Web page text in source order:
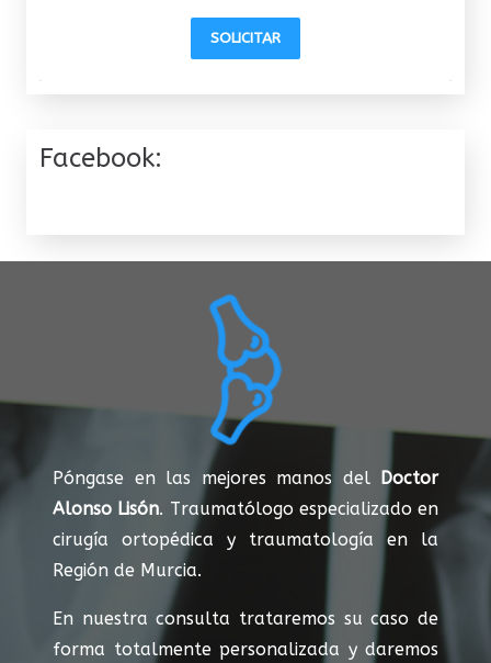
SOLICITAR
Facebook:
Póngase en las mejores manos del
Doctor
Alonso Lisón. Traumatólogo especializado en
cirugía ortopédica y traumatología en la
Región de Murcia.
En nuestra consulta trataremos su caso de
forma totalmente personalizada y daremos